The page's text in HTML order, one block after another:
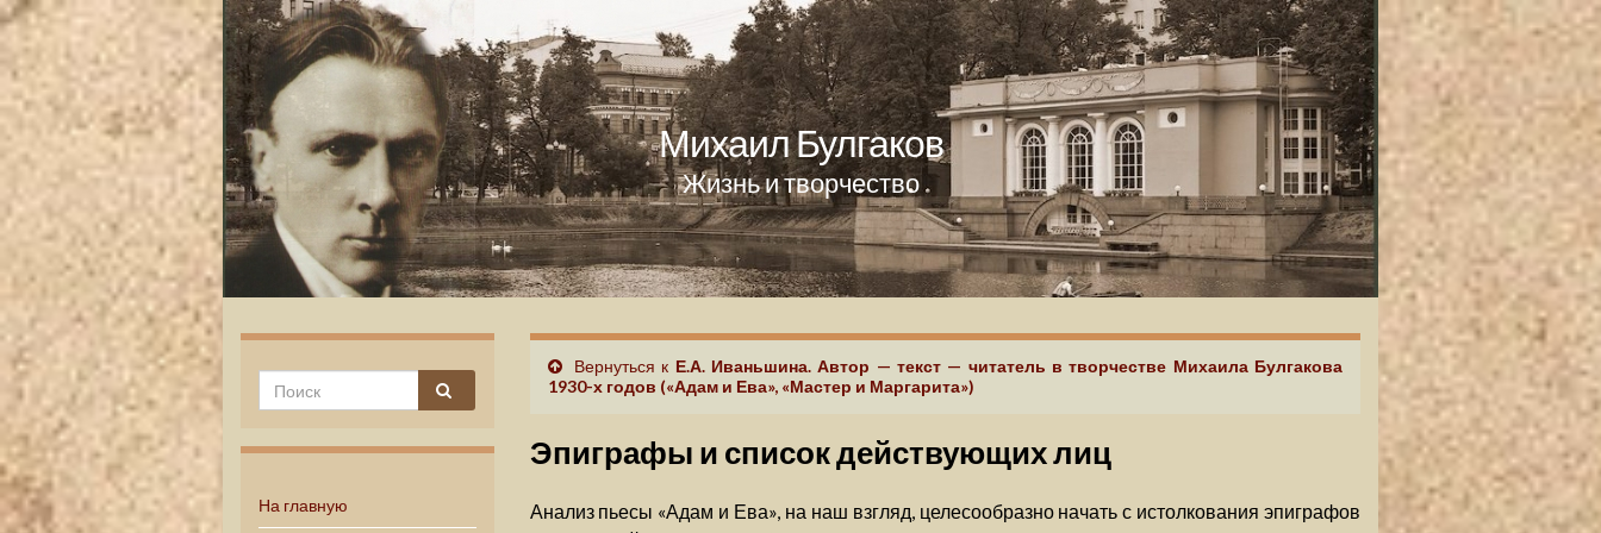
Михаил Булгаков
Жизнь и творчество
На главную
Вернуться к Е.А. Иваньшина. Автор — текст — читатель в творчестве Михаила Булгакова
1930-х годов («Адам и Ева», «Мастер и Маргарита»)
Эпиграфы и список действующих лиц
Анализ пьесы «Адам и Ева», на наш взгляд, целесообразно начать с истолкования эпиграфов